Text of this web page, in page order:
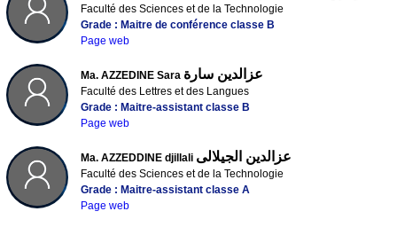
Faculté des Sciences et de la Technologie
Grade : Maitre de conférence classe B
Page web
Ma. AZZEDINE Sara عزالدين سارة
Faculté des Lettres et des Langues
Grade : Maitre-assistant classe B
Page web
Ma. AZZEDDINE djillali عزالدين الجيلالى
Faculté des Sciences et de la Technologie
Grade : Maitre-assistant classe A
Page web